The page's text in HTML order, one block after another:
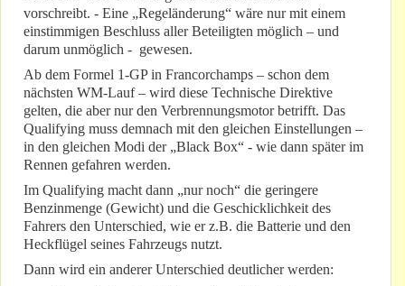
vorschreibt. - Eine „Regeländerung“ wäre nur mit einem
einstimmigen Beschluss aller Beteiligten möglich – und
darum unmöglich - gewesen.
Ab dem Formel 1-GP in Francorchamps – schon dem
nächsten WM-Lauf – wird diese Technische Direktive
gelten, die aber nur den Verbrennungsmotor betrifft. Das
Qualifying muss demnach mit den gleichen Einstellungen –
in den gleichen Modi der „Black Box“ - wie dann später im
Rennen gefahren werden.
Im Qualifying macht dann „nur noch“ die geringere
Benzinmenge (Gewicht) und die Geschicklichkeit des
Fahrers den Unterschied, wie er z.B. die Batterie und den
Heckflügel seines Fahrzeugs nutzt.
Dann wird ein anderer Unterschied deutlicher werden: